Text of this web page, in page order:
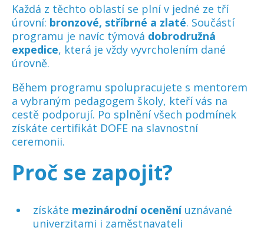
Každá z těchto oblastí se plní v jedné ze tří
úrovní: bronzové, stříbrné a zlaté. Součástí
programu je navíc týmová dobrodružná
expedice, která je vždy vyvrcholením dané
úrovně.
Během programu spolupracujete s mentorem
a vybraným pedagogem školy, kteří vás na
cestě podporují. Po splnění všech podmínek
získáte certifikát DOFE na slavnostní
ceremonii.
Proč se zapojit?
získáte mezinárodní oceněníuznávané
univerzitami i zaměstnavateli